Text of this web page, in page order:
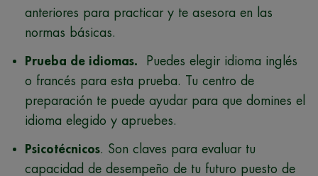
anteriores para practicar y te asesora en las
normas básicas.
Prueba de idiomas. Puedes elegir idioma inglés
o francés para esta prueba. Tu centro de
preparación te puede ayudar para que domines el
idioma elegido y apruebes.
Psicotécnicos. Son claves para evaluar tu
capacidad de desempeño de tu futuro puesto de